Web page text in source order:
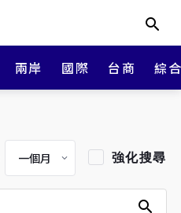
兩岸 國際 台商 綜
強化搜尋